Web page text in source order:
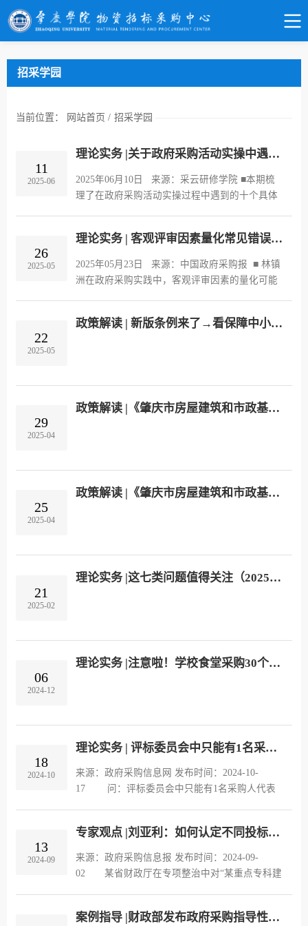
招采学园
当前位置： 网站首页 / 招采学园
11
2025-06
理论实务 |关于政府采购活动实操中遇到的十个具体问题处理技巧
2025年06月10日 来源：采云研修学院 ■本期梳
理了在政府采购活动实操过程中遇到的十个具体
购项目实施过程中，可能遇到增...
26
2025-05
理论实务 | 客观评审因素量化常见错误分析
2025年05月23日 来源：中国政府采购报 ■ 林镇
洲在政府采购实践中，客观评审因素的量化可能
审标准中的分值设置应当...
22
2025-05
政策解读 | 新版条例来了→看保障中小企业款项支付有哪些变化
29
2025-04
政策解读 |《肇庆市房屋建筑和市政基础设施工程招标投标评定分离工作指引（试行）》
25
2025-04
政策解读 |《肇庆市房屋建筑和市政基础设施工程政府投资项目评标方法工作规则》
21
2025-02
理论实务 |这七类问题值得关注（2025年1月249家供应商被处罚）
06
2024-12
理论实务 |注意啦！学校食堂采购30个新要求
18
2024-10
理论实务 | 评标委员会中只能有1名采购人代表吗？
来源：政府采购信息网 发布时间：2024-10-
17 问：评标委员会中只能有1名采购人代表
标投标管理办法》（财政部令第87号...
13
2024-09
专家观点 |刘亚利：如何认定不同投标人的投标文件由同一单位或个人编制？
来源：政府采购信息报 发布时间：2024-09-
02 某省财政厅在专项整治中对“某重点专科建
应商参与投标，A供应商中标。...
案例指导 |财政部发布政府采购指导性案例40号 B邮电大学宿舍智能用电系统升级改造项目举报案